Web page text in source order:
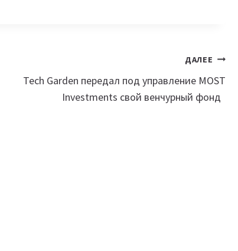
ДАЛЕЕ
Tech Garden передал под управление MOST
Investments свой венчурный фонд